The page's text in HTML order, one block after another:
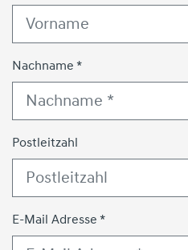
Nachname *
Postleitzahl
E-Mail Adresse *